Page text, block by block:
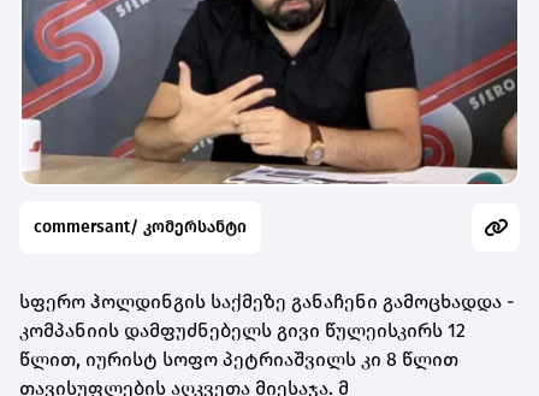
commersant/ კომერსანტი
სფერო ჰოლდინგის საქმეზე განაჩენი გამოცხადდა -
კომპანიის დამფუძნებელს გივი წულეისკირს 12
წლით, იურისტ სოფო პეტრიაშვილს კი 8 წლით
თავისუფლების აღკვეთა მიესაჯა. მ